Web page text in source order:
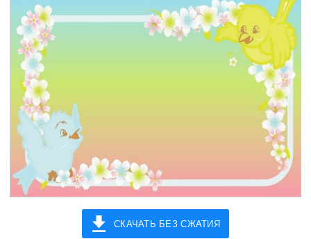
СКАЧАТЬ БЕЗ СЖАТИЯ